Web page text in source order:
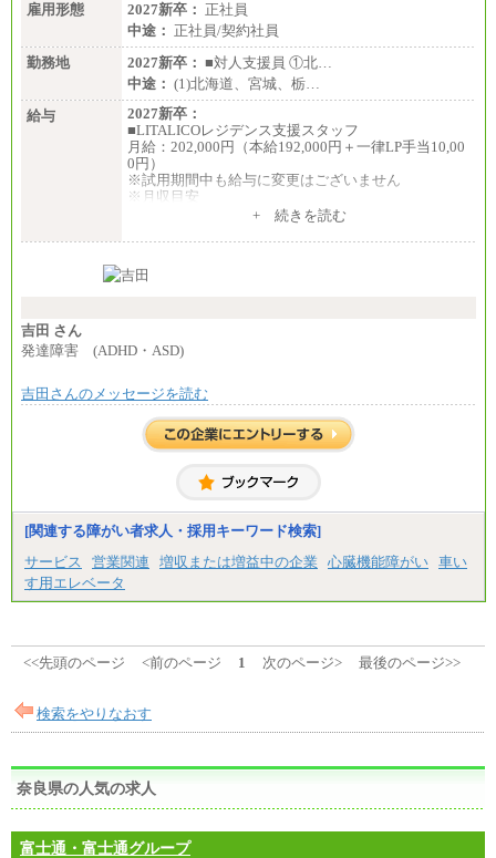
雇用形態
2027新卒： 正社員
中途： 正社員/契約社員
勤務地
2027新卒： ■対人支援員 ①北…
中途： (1)北海道、宮城、栃…
給与
2027新卒：
■LITALICOレジデンス支援スタッフ
月給：202,000円（本給192,000円＋一律LP手当10,00
0円）
※試用期間中も給与に変更はございません
※月収目安
夜勤回数により変動
条件あり）
■その他職種共通
月給：25万3,400円～
※20時間を超過した場合は別途支給
中途：
(1)(2)月給：25万3400円～28万5900円
※20時間を超過した場合は別途支給
※試用期間中も給与に変更はございません
+ 続きを読む
吉田 さん
発達障害 (ADHD・ASD)
吉田さんのメッセージを読む
[関連する障がい者求人・採用キーワード検索]
サービス
営業関連 増収または増益中の企業 心臓機能障がい 車い
す用エレベータ
<<先頭のページ <前のページ 1 次のページ> 最後のページ>>
検索をやりなおす
奈良県の人気の求人
富士通・富士通グループ